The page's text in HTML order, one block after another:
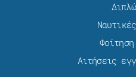
Αιτήσεις